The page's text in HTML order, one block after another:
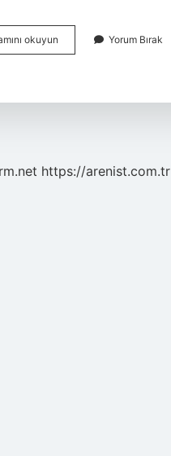
okuyun Ekonomist
Olmak
Yorum Bırak
https://arenist.com.tr